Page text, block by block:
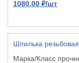
1080.00 ₽/шт
Шпилька резьбовая